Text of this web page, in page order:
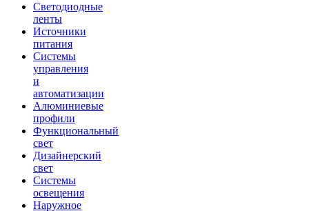
Светодиодные
ленты
Источники
питания
Системы
управления
и
автоматизации
Алюминиевые
профили
Функциональный
свет
Дизайнерский
свет
Системы
освещения
Наружное